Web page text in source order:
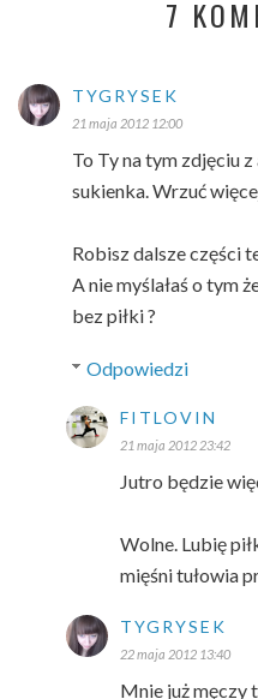
7
TYGRYSEK
21 maja 2012 12:00
To Ty na tym zdjęciu
sukienka. Wrzuć
Robisz dalsze części
A nie myślałaś o tym
bez piłki ?
Odpowiedzi
FITLOVIN
21 maja 2012 23:42
Jutro będzie
Wolne. Lubię
mięśni tułowia
TYGRYSEK
22 maja 2012 13:40
Mnie już męczy